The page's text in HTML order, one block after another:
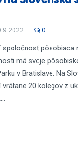
0
spoločnosť pôsobiaca
má svoje
v Bratislave. Na
20 kolegov z